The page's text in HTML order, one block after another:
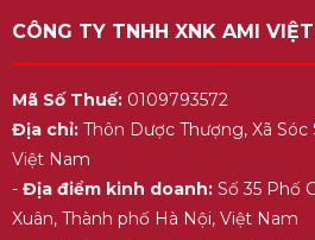
CÔNG TY TNHH XNK AMI
Mã Số Thuế:0109793572
Địa chỉ:Thôn Dược Thượng, Xã Sóc
Việt Nam
- Địa điểm kinh doanh:Số 35 Phố
Xuân, Thành phố Hà Nội, Việt Nam